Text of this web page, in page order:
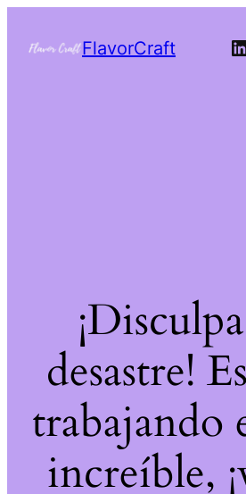
FlavorCraft
desastre!
trabajando
increíble,